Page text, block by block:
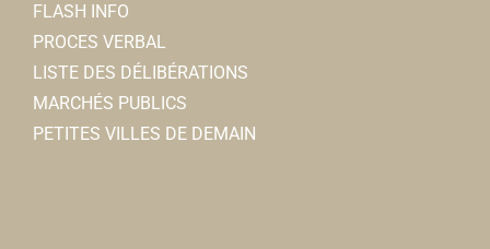
FLASH INFO
PROCES VERBAL
LISTE DES DÉLIBÉRATIONS
MARCHÉS PUBLICS
PETITES VILLES DE DEMAIN